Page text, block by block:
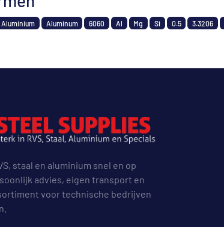
Aluminium Aluminum 6060 Al Mg Si 0.5 3.3206
staal en aluminium snel en op
advies, eigen transport en
voor technische bedrijven